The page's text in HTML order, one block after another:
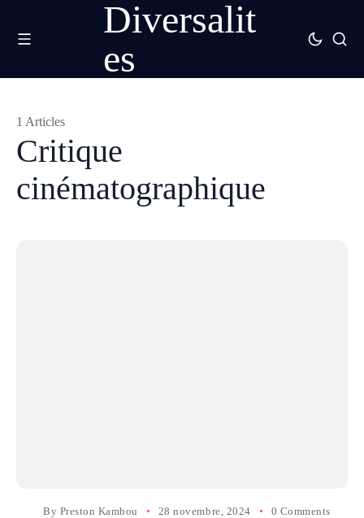
Diversalit
es
Critique
cinématographique
1 Articles
By Preston Kambou 28 novembre, 2024 0 Comments